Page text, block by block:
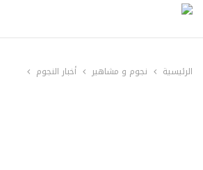
الرئيسية نجوم و مشاهير أخبار النجوم